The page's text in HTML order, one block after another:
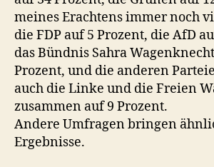
meines Erachtens immer noch
die FDP auf 5 Prozent, die AfD
das Bündnis Sahra
Prozent, und die anderen
auch die Linke und die Freien
zusammen auf 9 Prozent.
Andere Umfragen bringen
Ergebnisse.